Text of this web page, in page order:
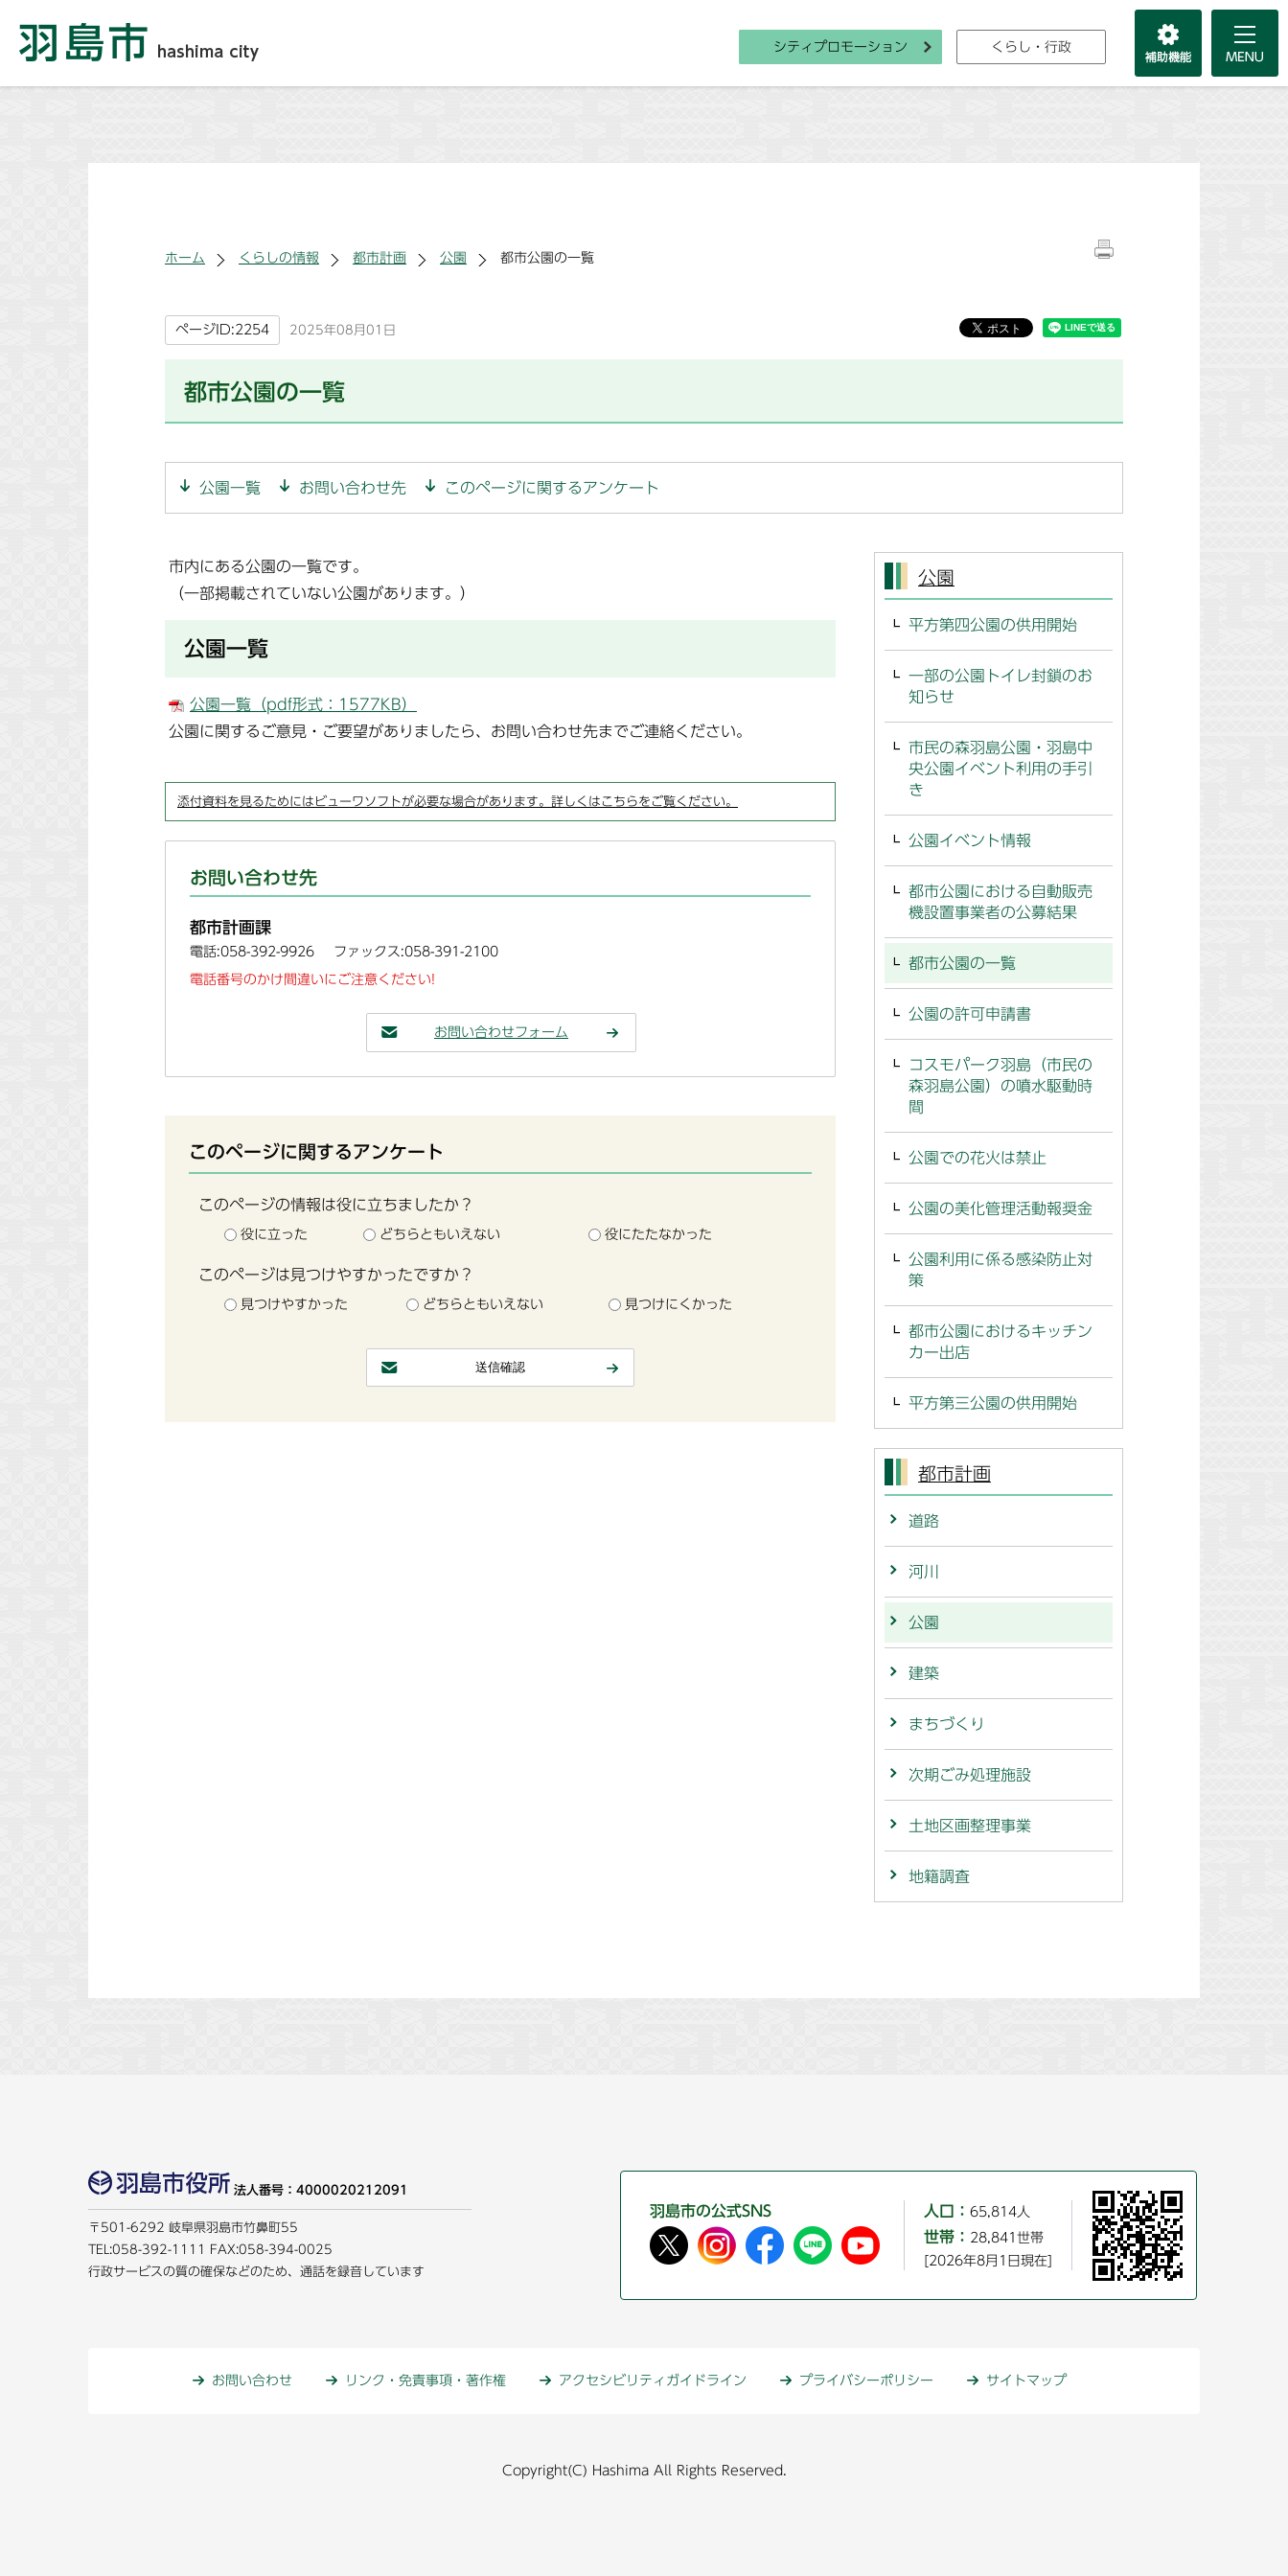
シティプロモーション くらし・行政
ホーム くらしの情報 都市計画 公園 都市公園の一覧
ページID:2254 2025年08月01日
都市公園の一覧
公園一覧 お問い合わせ先 このページに関するアンケート
市内にある公園の一覧です。
（一部掲載されていない公園があります。）
公園一覧
公園一覧（pdf形式：1577KB）
公園に関するご意見・ご要望がありましたら、お問い合わせ先までご連絡ください。
添付資料を見るためにはビューワソフトが必要な場合があります。詳しくはこちらをご覧ください。
お問い合わせ先
都市計画課
電話:058-392-9926 ファックス:058-391-2100
電話番号のかけ間違いにご注意ください!
お問い合わせフォーム
このページに関するアンケート
このページの情報は役に立ちましたか？
役に立った どちらともいえない 役にたたなかった
このページは見つけやすかったですか？
見つけやすかった どちらともいえない 見つけにくかった
公園
平方第四公園の供用開始
一部の公園トイレ封鎖のお
知らせ
市民の森羽島公園・羽島中
央公園イベント利用の手引
き
公園イベント情報
都市公園における自動販売
機設置事業者の公募結果
都市公園の一覧
公園の許可申請書
コスモパーク羽島（市民の
森羽島公園）の噴水駆動時
間
公園での花火は禁止
公園の美化管理活動報奨金
公園利用に係る感染防止対
策
都市公園におけるキッチン
カー出店
平方第三公園の供用開始
都市計画
道路
河川
公園
建築
まちづくり
次期ごみ処理施設
土地区画整理事業
地籍調査
法人番号：4000020212091
〒501-6292 岐阜県羽島市竹鼻町55
TEL:058-392-1111
FAX:058-394-0025
行政サービスの質の確保などのため、通話を録音しています
羽島市の公式SNS 人口： 65,814人
世帯： 28,841世帯
[2026年8月1日現在]
お問い合わせ リンク・免責事項・著作権 アクセシビリティガイドライン プライバシーポリシー サイトマップ
Copyright(C) Hashima All Rights Reserved.